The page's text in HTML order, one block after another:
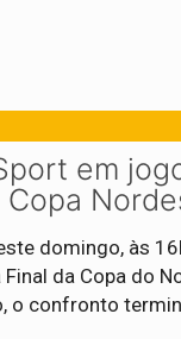
em
domingo, às
da Copa do
o confronto